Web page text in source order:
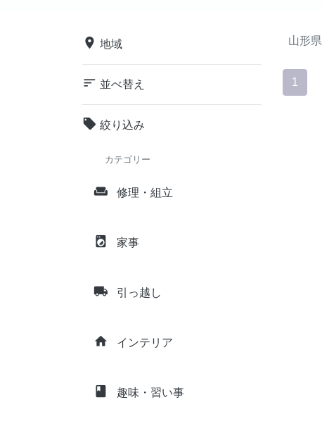
place 地域
sort 並べ替え
local_offer 絞り込み
カテゴリー
weekend 修理・組立
local_laundry_service 家事
local_shipping 引っ越し
home インテリア
class 趣味・習い事
山形県
1